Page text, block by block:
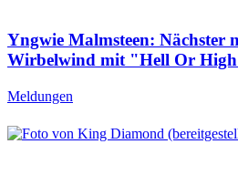
Yngwie Malmsteen: Nächster
Wirbelwind mit "Hell Or
Meldungen